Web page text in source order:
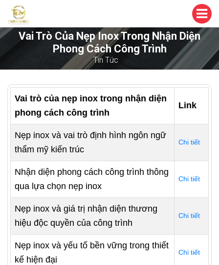
Vai Trò Của Nẹp Inox Trong Nhận Diện
Phong Cách Công Trình
Tin Tức
Vai trò của nẹp inox trong nhận diện
phong cách công trình
Link
Nẹp inox và vai trò định hình ngôn ngữ
thẩm mỹ kiến trúc
Chi tiết
Nhận diện phong cách công trình thông
qua lựa chọn nẹp inox
Chi tiết
Nẹp inox và giá trị nhận diện thương
hiệu độc quyền của công trình
Chi tiết
Nẹp inox và yếu tố bền vững trong thiết
kế hiện đại
Chi tiết